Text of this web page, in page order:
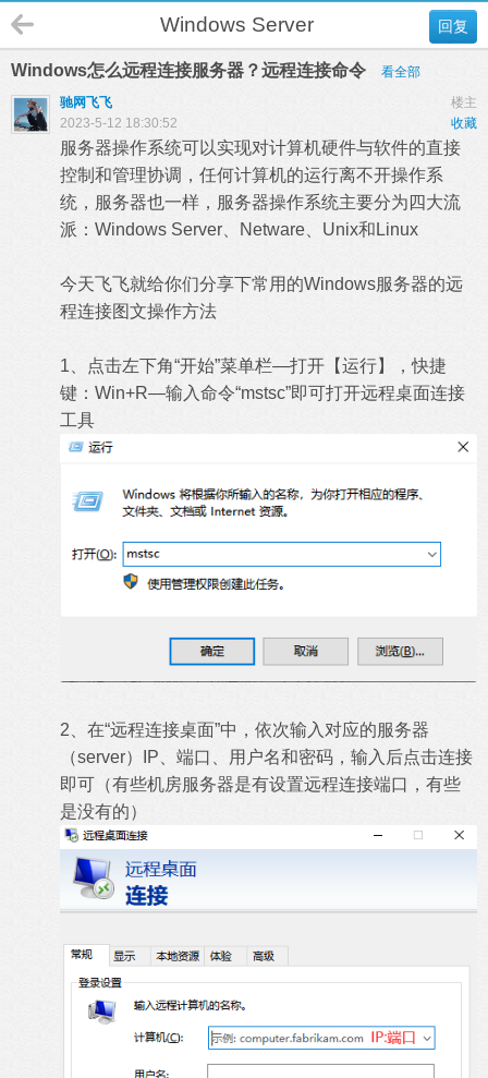
回复
Windows Server
Windows怎么远程连接服务器？远程连接命令
看全部
楼主
驰网飞飞
收藏
2023-5-12 18:30:52
服务器操作系统可以实现对计算机硬件与软件的直接
控制和管理协调，任何计算机的运行离不开操作系
统，服务器也一样，服务器操作系统主要分为四大流
派：Windows Server、Netware、Unix和Linux
今天飞飞就给你们分享下常用的Windows服务器的远
程连接图文操作方法
1、点击左下角“开始”菜单栏—打开【运行】，快捷
键：Win+R—输入命令“mstsc”即可打开远程桌面连接
工具
2、在“远程连接桌面”中，依次输入对应的服务器
（server）IP、端口、用户名和密码，输入后点击连接
即可（有些机房服务器是有设置远程连接端口，有些
是没有的）